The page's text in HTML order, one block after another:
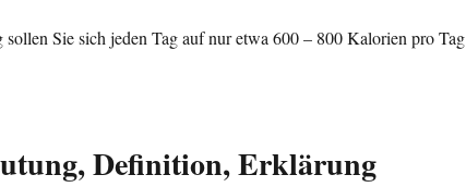
Sie sich jeden Tag auf nur etwa 600 – 800 Kalorien pro Tag
Definition, Erklärung